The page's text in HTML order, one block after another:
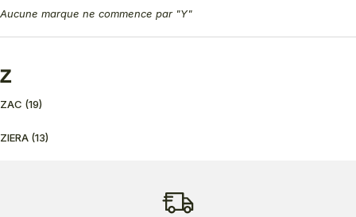
Aucune marque ne commence par "Y"
Z
ZAC (19)
ZIERA (13)